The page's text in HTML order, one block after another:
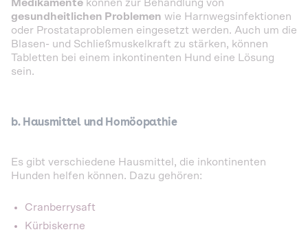
Medikamente können zur Behandlung von
gesundheitlichen Problemen wie Harnwegsinfektionen
oder Prostataproblemen eingesetzt werden. Auch um die
Blasen- und Schließmuskelkraft zu stärken, können
Tabletten bei einem inkontinenten Hund eine Lösung
sein.
b. Hausmittel und Homöopathie
Es gibt verschiedene Hausmittel, die inkontinenten
Hunden helfen können. Dazu gehören:
Cranberrysaft
Kürbiskerne